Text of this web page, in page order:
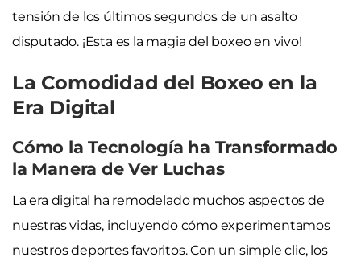
tensión de los últimos segundos de un asalto
disputado. ¡Esta es la magia del boxeo en vivo!
La Comodidad del Boxeo en la
Era Digital
Cómo la Tecnología ha Transformado
la Manera de Ver Luchas
La era digital ha remodelado muchos aspectos de
nuestras vidas, incluyendo cómo experimentamos
nuestros deportes favoritos. Con un simple clic, los